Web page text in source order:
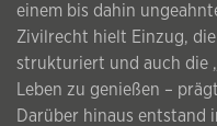
einem bis dahin
Zivilrecht hielt Einzug,
strukturiert und auch die
Leben zu genießen –
Darüber hinaus entstand